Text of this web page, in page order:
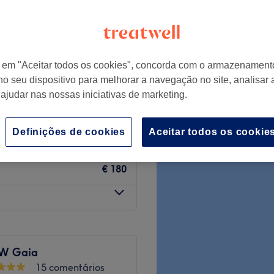
- Balayage
€ 180
€ 245
€ 180
Gaia
15 comentários
"Aceitar todos os cookies", concorda com o
seu dispositivo para melhorar a navegação no site, analisar
nas nossas iniciativas de marketing.
Aceitar todos os
Definições de cookies